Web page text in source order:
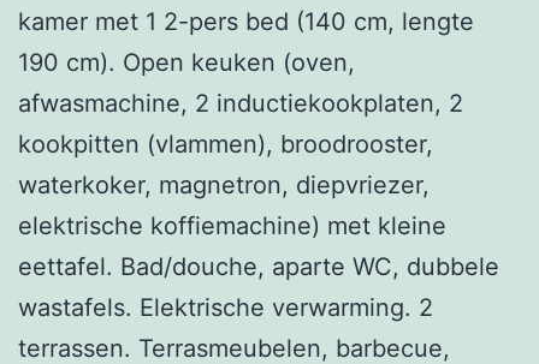
kamer met 1 2-pers bed (140 cm, lengte
190 cm). Open keuken (oven,
afwasmachine, 2 inductiekookplaten, 2
kookpitten (vlammen), broodrooster,
waterkoker, magnetron, diepvriezer,
elektrische koffiemachine) met kleine
eettafel. Bad/douche, aparte WC, dubbele
wastafels. Elektrische verwarming. 2
terrassen. Terrasmeubelen, barbecue,